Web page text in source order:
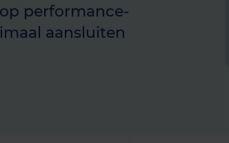
performance-
aansluiten